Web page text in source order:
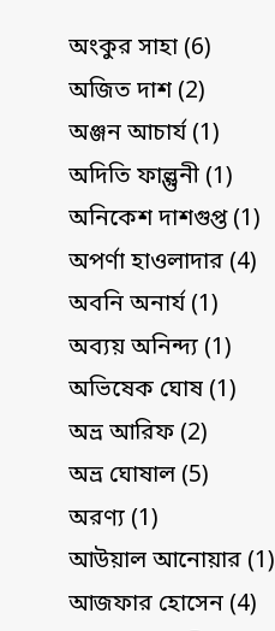
অংকুর সাহা (6)
অজিত দাশ (2)
অঞ্জন আচার্য (1)
অদিতি ফাল্গুনী (1)
অনিকেশ দাশগুপ্ত (1)
অপর্ণা হাওলাদার (4)
অবনি অনার্য (1)
অব্যয় অনিন্দ্য (1)
অভিষেক ঘোষ (1)
অভ্র আরিফ (2)
অভ্র ঘোষাল (5)
অরণ্য (1)
আউয়াল আনোয়ার (1)
আজফার হোসেন (4)